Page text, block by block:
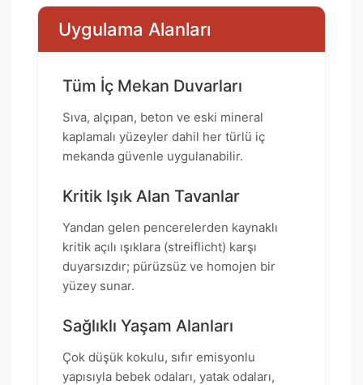
Uygulama Alanları
Tüm İç Mekan Duvarları
Sıva, alçıpan, beton ve eski mineral
kaplamalı yüzeyler dahil her türlü iç
mekanda güvenle uygulanabilir.
Kritik Işık Alan Tavanlar
Yandan gelen pencerelerden kaynaklı
kritik açılı ışıklara (streiflicht) karşı
duyarsızdır; pürüzsüz ve homojen bir
yüzey sunar.
Sağlıklı Yaşam Alanları
Çok düşük kokulu, sıfır emisyonlu
yapısıyla bebek odaları, yatak odaları,